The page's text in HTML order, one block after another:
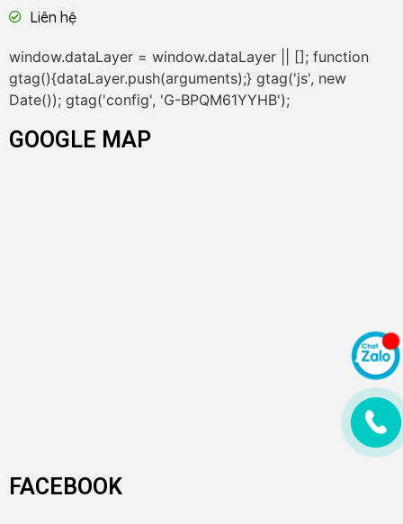
Liên hệ
window.dataLayer = window.dataLayer || []; function
gtag(){dataLayer.push(arguments);} gtag('js', new
Date()); gtag('config', 'G-BPQM61YYHB');
GOOGLE MAP
FACEBOOK